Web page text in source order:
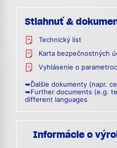
Stiahnuť &
Technický list
Karta bezpečnostných
Vyhlásenie o
➥Ďalšie dokumenty (napr.
➥Further documents (e.g.
different languages
Informácie o